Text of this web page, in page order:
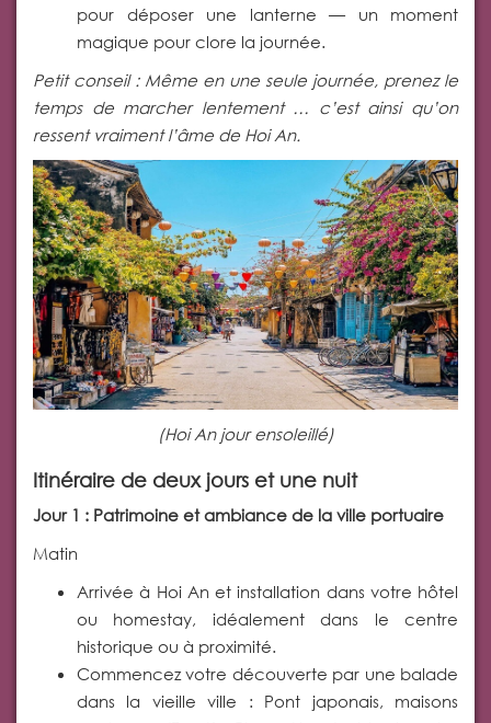
pour déposer une lanterne — un moment
magique pour clore la journée.
Petit conseil : Même en une seule journée, prenez le
temps de marcher lentement … c’est ainsi qu’on
ressent vraiment l’âme de Hoi An.
(Hoi An jour ensoleillé)
Itinéraire de deux jours et une nuit
Jour 1 : Patrimoine et ambiance de la ville portuaire
Matin
Arrivée à Hoi An et installation dans votre hôtel
ou homestay, idéalement dans le centre
historique ou à proximité.
Commencez votre découverte par une balade
dans la vieille ville : Pont japonais, maisons